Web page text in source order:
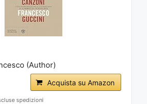
(Author)
Acquista su Amazon
spedizioni